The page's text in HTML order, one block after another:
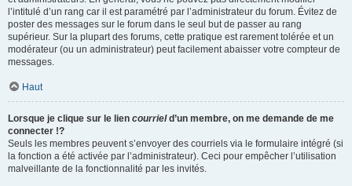
l’intitulé d’un rang car il est paramétré par l’administrateur du forum. Évitez de
poster des messages sur le forum dans le seul but de passer au rang
supérieur. Sur la plupart des forums, cette pratique est rarement tolérée et un
modérateur (ou un administrateur) peut facilement abaisser votre compteur de
messages.
Haut
Lorsque je clique sur le lien courrield’un membre, on me demande de me
connecter !?
Seuls les membres peuvent s’envoyer des courriels via le formulaire intégré (si
la fonction a été activée par l’administrateur). Ceci pour empêcher l’utilisation
malveillante de la fonctionnalité par les invités.